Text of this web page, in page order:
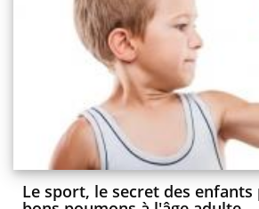
Le sport, le secret des